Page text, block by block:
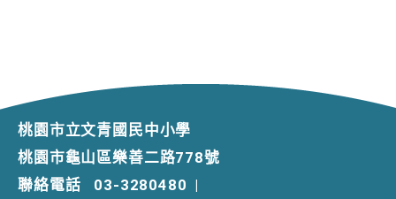
桃園市立文青國民中小學
桃園市龜山區樂善二路778號
聯絡電話
03-3280480 |